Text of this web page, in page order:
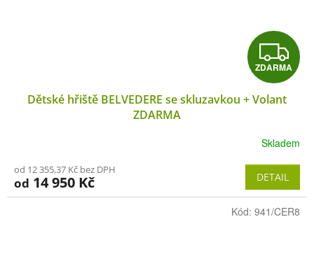
Z
D
R
M
A
ZDARMA
Dětské hřiště BELVEDERE se skluzavkou + Volant
ZDARMA
Skladem
od 12 355,37 Kč bez DPH
od 14 950 Kč DETAIL
Kód: 941/CER8